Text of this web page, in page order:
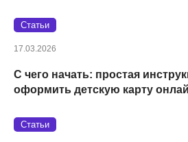
Статьи
17.03.2026
С чего начать: простая
оформить детскую карту
Статьи